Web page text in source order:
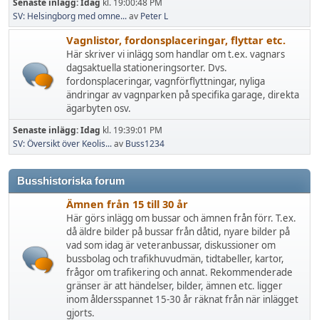
Senaste inlägg:Idag kl. 19:00:48 PM
SV: Helsingborg med omne...av Peter L
Vagnlistor, fordonsplaceringar, flyttar etc.
Här skriver vi inlägg som handlar om t.ex. vagnars
dagsaktuella stationeringsorter. Dvs.
fordonsplaceringar, vagnförflyttningar, nyliga
ändringar av vagnparken på specifika garage, direkta
ägarbyten osv.
Senaste inlägg:Idag kl. 19:39:01 PM
SV: Översikt över Keolis...av Buss1234
Busshistoriska forum
Ämnen från 15 till 30 år
Här görs inlägg om bussar och ämnen från förr. T.ex.
då äldre bilder på bussar från dåtid, nyare bilder på
vad som idag är veteranbussar, diskussioner om
bussbolag och trafikhuvudmän, tidtabeller, kartor,
frågor om trafikering och annat. Rekommenderade
gränser är att händelser, bilder, ämnen etc. ligger
inom åldersspannet 15-30 år räknat från när inlägget
gjorts.